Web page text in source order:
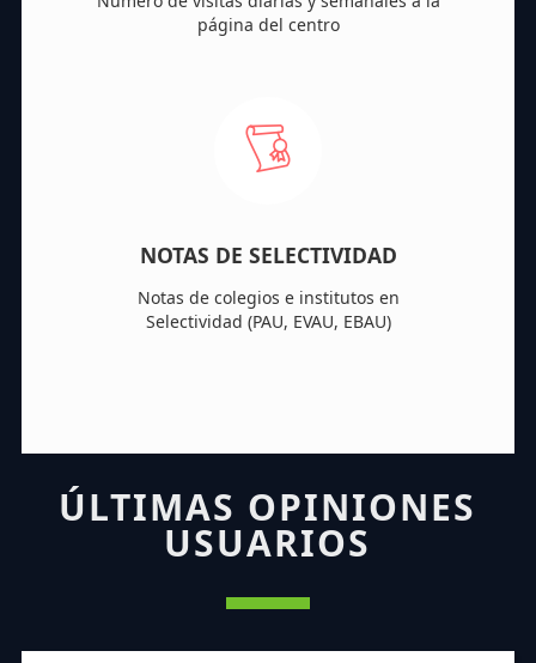
página del centro
NOTAS DE SELECTIVIDAD
Notas de colegios e institutos en
Selectividad (PAU, EVAU, EBAU)
ÚLTIMAS OPINIONES
USUARIOS